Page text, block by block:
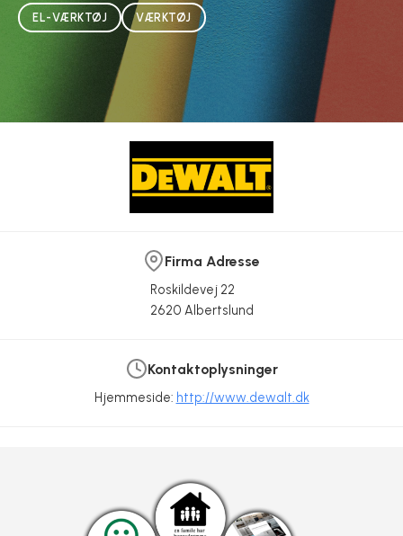
EL-VÆRKTØJ VÆRKTØJ
Firma Adresse
Roskildevej 22
2620 Albertslund
Kontaktoplysninger
Hjemmeside: http://www.dewalt.dk
DEWALT lancerer to kompakte stiksave - batteridrevne og kulløse!
Det ultimative værktøjsbatteri